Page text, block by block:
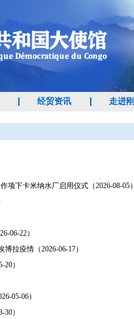
经贸资讯 走进
项下卡米纳水厂启用仪式（2026-08-05）
06-22）
拉疫情（2026-06-17）
）
05-06）
）